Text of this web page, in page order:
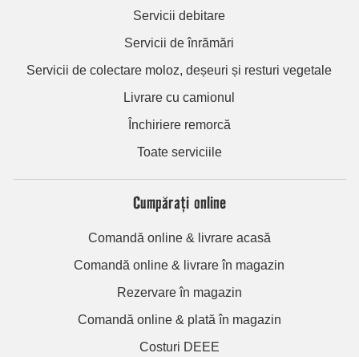
Servicii debitare
Servicii de înrămări
Servicii de colectare moloz, deșeuri și resturi vegetale
Livrare cu camionul
Închiriere remorcă
Toate serviciile
Cumpărați online
Comandă online & livrare acasă
Comandă online & livrare în magazin
Rezervare în magazin
Comandă online & plată în magazin
Costuri DEEE